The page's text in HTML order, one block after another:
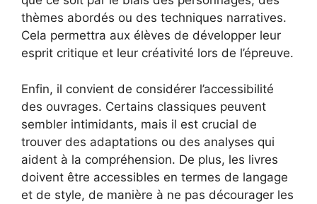
thèmes abordés ou des techniques narratives.
Cela permettra aux élèves de développer leur
esprit critique et leur créativité lors de l’épreuve.
Enfin, il convient de considérer l’accessibilité
des ouvrages. Certains classiques peuvent
sembler intimidants, mais il est crucial de
trouver des adaptations ou des analyses qui
aident à la compréhension. De plus, les livres
doivent être accessibles en termes de langage
et de style, de manière à ne pas décourager les